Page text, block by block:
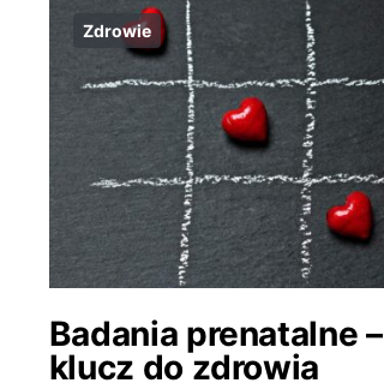
Zdrowie
Badania prenatalne –
klucz do zdrowia